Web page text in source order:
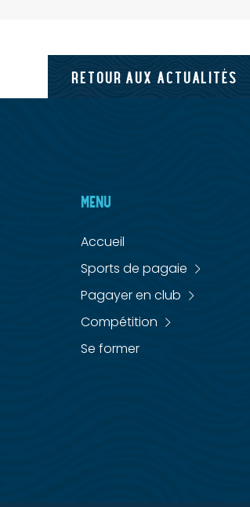
RETOUR AUX ACTUALITÉS
MENU
Accueil
Sports de pagaie
Pagayer en club
Compétition
Se former